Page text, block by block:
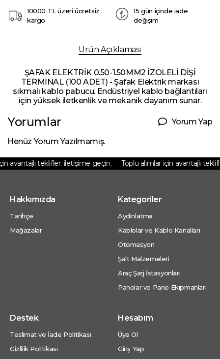
10000 TL üzeri ücretsiz
kargo
15 gün içinde iade
değişim
Ürün Açıklaması
ŞAFAK ELEKTRİK 0.50-1.50MM2 İZOLELİ DİŞİ
TERMİNAL (100 ADET) - Şafak Elektrik markası
sıkmalı kablo pabucu. Endüstriyel kablo bağlantıları
için yüksek iletkenlik ve mekanik dayanım sunar.
Yorumlar Yorum Yap
Henüz Yorum Yazılmamış.
avantajlı teklifler. iletişime geçin. Toplu alımlar için avantajlı
Hakkımızda
Tarihçe
Mağazalar
Kategoriler
Aydınlatma
Kablolar ve Kablo Kanalları
Otomasyon
Şalt Malzemeleri
Araç Şarj İstasyonları
Panolar ve Pano Ekipmanları
Destek
Teslimat ve İade Politikası
Gizlilik Politikası
Hesabım
Üye Ol
Giriş Yap